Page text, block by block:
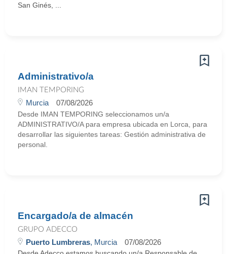
San Ginés, ...
Administrativo/a
IMAN TEMPORING
Murcia 07/08/2026
Desde IMAN TEMPORING seleccionamos un/a
ADMINISTRATIVO/A para empresa ubicada en Lorca, para
desarrollar las siguientes tareas: Gestión administrativa de
personal.
Encargado/a de almacén
GRUPO ADECCO
Puerto Lumbreras, Murcia 07/08/2026